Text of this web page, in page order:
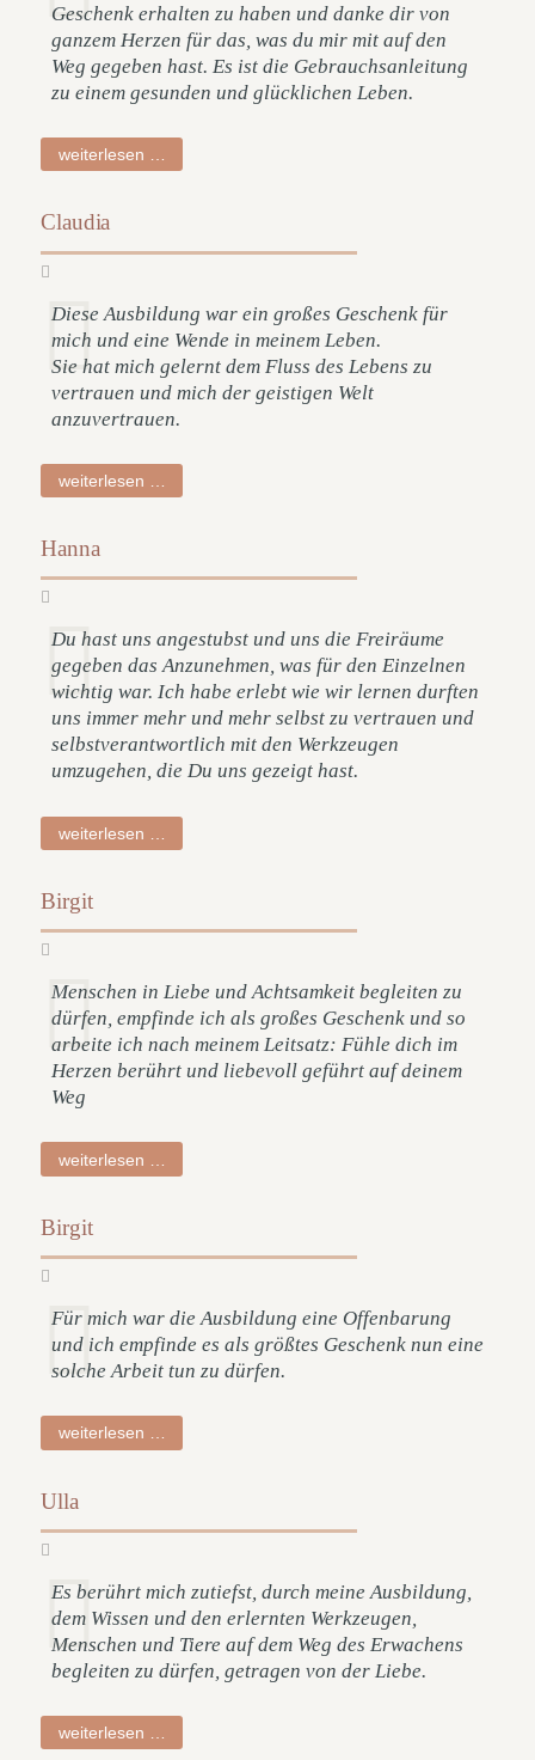
Geschenk erhalten zu haben und danke dir von
ganzem Herzen für das, was du mir mit auf den
Weg gegeben hast. Es ist die Gebrauchsanleitung
zu einem gesunden und glücklichen Leben.
weiterlesen …
Claudia
Diese Ausbildung war ein großes Geschenk für
mich und eine Wende in meinem Leben.
Sie hat mich gelernt dem Fluss des Lebens zu
vertrauen und mich der geistigen Welt
anzuvertrauen.
weiterlesen …
Hanna
Du hast uns angestubst und uns die Freiräume
gegeben das Anzunehmen, was für den Einzelnen
wichtig war. Ich habe erlebt wie wir lernen durften
uns immer mehr und mehr selbst zu vertrauen und
selbstverantwortlich mit den Werkzeugen
umzugehen, die Du uns gezeigt hast.
weiterlesen …
Birgit
Menschen in Liebe und Achtsamkeit begleiten zu
dürfen, empfinde ich als großes Geschenk und so
arbeite ich nach meinem Leitsatz: Fühle dich im
Herzen berührt und liebevoll geführt auf deinem
Weg
weiterlesen …
Birgit
Für mich war die Ausbildung eine Offenbarung
und ich empfinde es als größtes Geschenk nun eine
solche Arbeit tun zu dürfen.
weiterlesen …
Ulla
Es berührt mich zutiefst, durch meine Ausbildung,
dem Wissen und den erlernten Werkzeugen,
Menschen und Tiere auf dem Weg des Erwachens
begleiten zu dürfen, getragen von der Liebe.
weiterlesen …